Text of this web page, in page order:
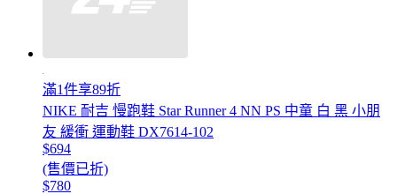
滿1件享89折
NIKE 耐吉 慢跑鞋 Star Runner 4 NN PS 中童 白 黑 小朋
友 緩衝 運動鞋 DX7614-102
$694
(售價已折)
$780